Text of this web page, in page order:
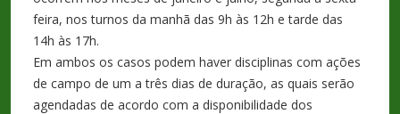
feira, nos turnos da manhã das 9h às 12h e tarde das
14h às 17h.
Em ambos os casos podem haver disciplinas com ações
de campo de um a três dias de duração, as quais serão
agendadas de acordo com a disponibilidade dos